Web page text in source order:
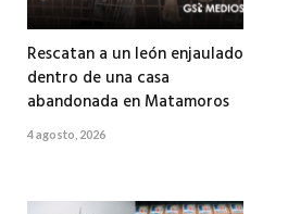
Rescatan a un león enjaulado
dentro de una casa
abandonada en Matamoros
4 agosto, 2026